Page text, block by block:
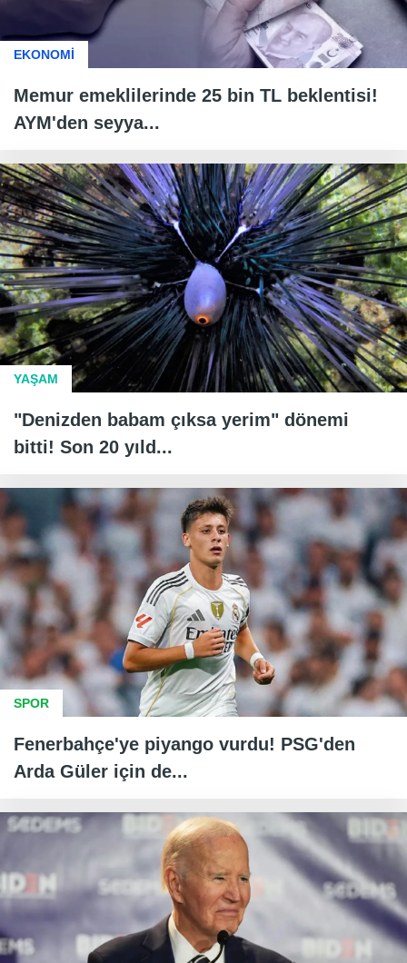
EKONOMİ
Memur emeklilerinde 25 bin TL beklentisi!
AYM'den seyya...
YAŞAM
"Denizden babam çıksa yerim" dönemi
bitti! Son 20 yıld...
SPOR
Fenerbahçe'ye piyango vurdu! PSG'den
Arda Güler için de...